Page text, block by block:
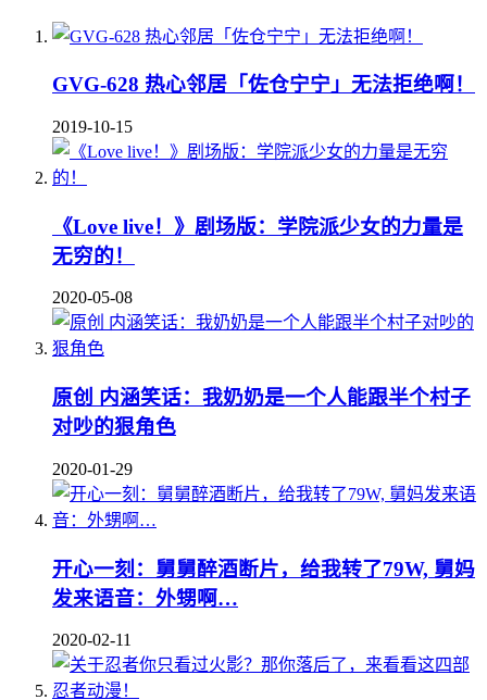
GVG-628 热心邻居「佐仓宁宁」无法拒绝啊！
2019-10-15
《Love live！》剧场版：学院派少女的力量是
无穷的！
2020-05-08
原创 内涵笑话：我奶奶是一个人能跟半个村子
对吵的狠角色
2020-01-29
开心一刻：舅舅醉酒断片，给我转了79W, 舅妈
发来语音：外甥啊…
2020-02-11